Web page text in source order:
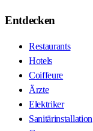
Entdecken
Restaurants
Hotels
Coiffeure
Ärzte
Elektriker
Sanitärinstallation